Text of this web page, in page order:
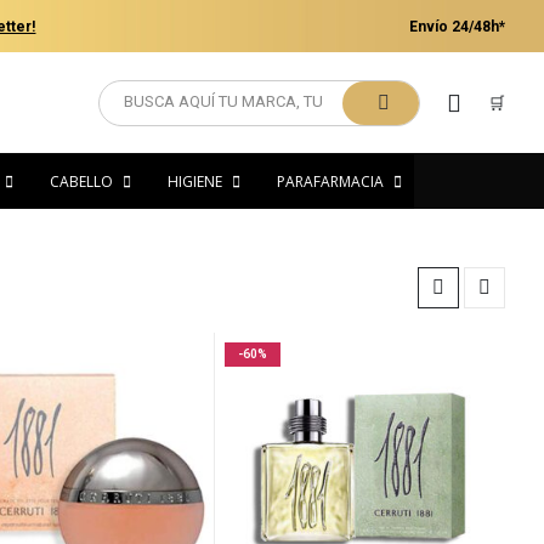
Envío 24/48h*
🛒
CABELLO HIGIENE PARAFARMACIA
-60%